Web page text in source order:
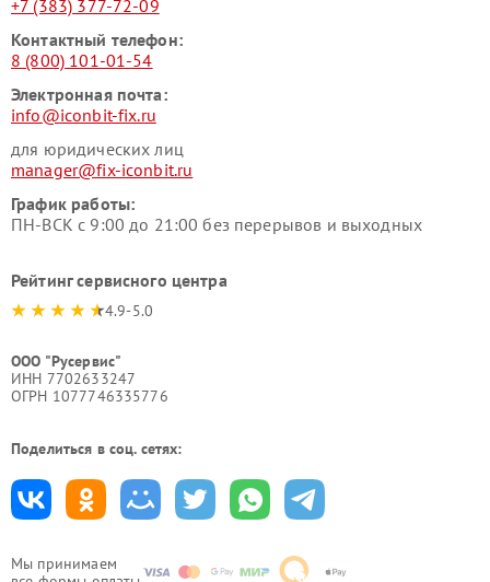
Мы принимаем
+7 (383) 377-72-09
Контактный телефон:
8 (800) 101-01-54
Электронная почта:
info@iconbit-fix.ru
для юридических лиц
manager@fix-iconbit.ru
График работы:
ПН-ВСК с 9:00 до 21:00 без перерывов и выходных
Рейтинг сервисного центра
4.9-5.0
ООО "Русервис"
ИНН 7702633247
ОГРН 1077746335776
Поделиться в соц. сетях: